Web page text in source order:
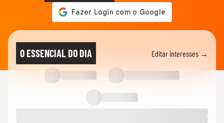
O ESSENCIAL DO DIA Editar interesses →